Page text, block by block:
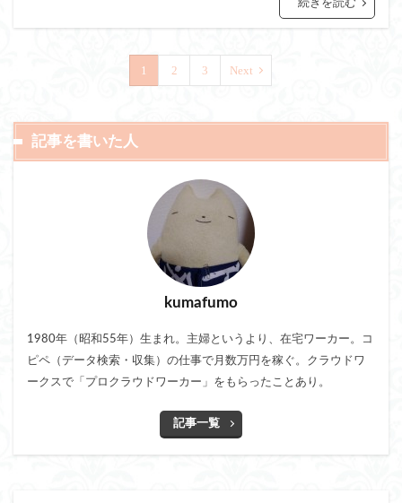
続きを読む
1 2 3 Next
記事を書いた人
kumafumo
1980年（昭和55年）生まれ。主婦というより、在宅ワーカー。コ
ピペ（データ検索・収集）の仕事で月数万円を稼ぐ。クラウドワ
ークスで「プロクラウドワーカー」をもらったことあり。
記事一覧